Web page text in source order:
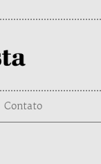
Contato